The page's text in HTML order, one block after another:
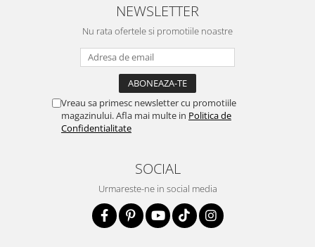
NEWSLETTER
Nu rata ofertele si promotiile noastre
Vreau sa primesc newsletter cu promotiile
magazinului. Afla mai multe in Politica de
Confidentialitate
SOCIAL
Urmareste-ne in social media